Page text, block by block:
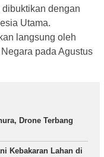
dengan
Utama.
langsung oleh
pada Agustus
Drone Terbang
Kebakaran Lahan di